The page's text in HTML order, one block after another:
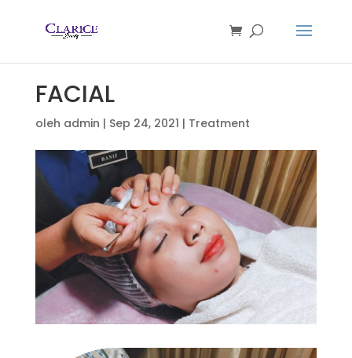
FACIAL
oleh admin | Sep 24, 2021 | Treatment